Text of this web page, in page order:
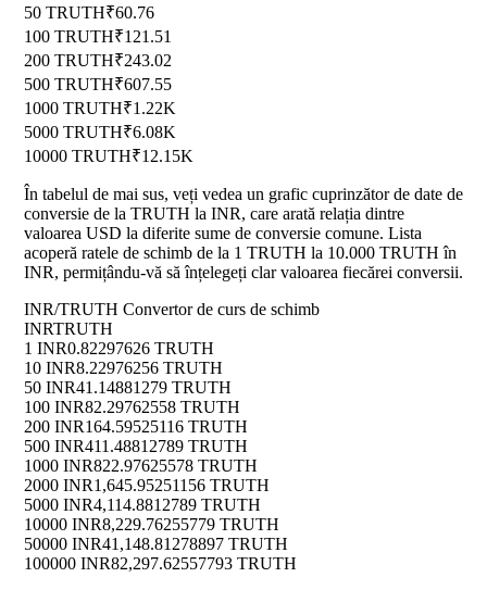
50 TRUTH₹60.76
100 TRUTH₹121.51
200 TRUTH₹243.02
500 TRUTH₹607.55
1000 TRUTH₹1.22K
5000 TRUTH₹6.08K
10000 TRUTH₹12.15K
În tabelul de mai sus, veți vedea un grafic cuprinzător de date de
conversie de la TRUTH la INR, care arată relația dintre
valoarea USD la diferite sume de conversie comune. Lista
acoperă ratele de schimb de la 1 TRUTH la 10.000 TRUTH în
INR, permițându-vă să înțelegeți clar valoarea fiecărei conversii.
INR/TRUTH Convertor de curs de schimb
INRTRUTH
1 INR0.82297626 TRUTH
10 INR8.22976256 TRUTH
50 INR41.14881279 TRUTH
100 INR82.29762558 TRUTH
200 INR164.59525116 TRUTH
500 INR411.48812789 TRUTH
1000 INR822.97625578 TRUTH
2000 INR1,645.95251156 TRUTH
5000 INR4,114.8812789 TRUTH
10000 INR8,229.76255779 TRUTH
50000 INR41,148.81278897 TRUTH
100000 INR82,297.62557793 TRUTH